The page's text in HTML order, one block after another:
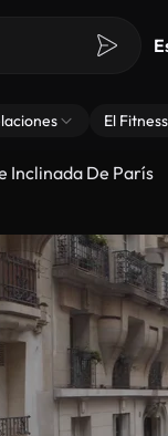
El Fitness
Inclinada De París